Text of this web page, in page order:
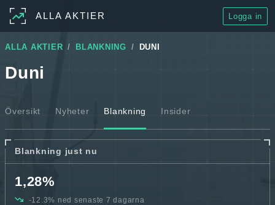
ALLA AKTIER Logga in
ALLA AKTIER BLANKNING DUNI
Duni
Översikt Nyheter Blankning Insider
Blankning just nu
1,28%
-12.3% ned senaste 7 dagarna